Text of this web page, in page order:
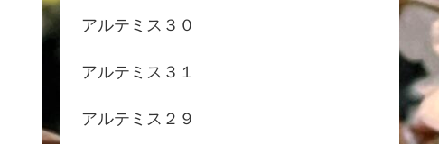
アルテミス３０
アルテミス３１
アルテミス２９